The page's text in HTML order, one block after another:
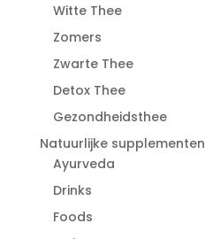
Witte Thee
Zomers
Zwarte Thee
Detox Thee
Gezondheidsthee
Natuurlijke supplementen
Ayurveda
Drinks
Foods